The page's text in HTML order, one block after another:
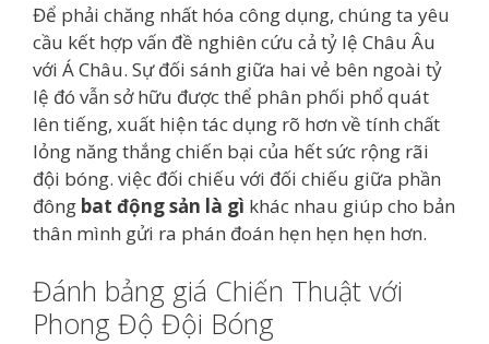
Để phải chăng nhất hóa công dụng, chúng ta yêu
cầu kết hợp vấn đề nghiên cứu cả tỷ lệ Châu Âu
với Á Châu. Sự đối sánh giữa hai vẻ bên ngoài tỷ
lệ đó vẫn sở hữu được thể phân phối phổ quát
lên tiếng, xuất hiện tác dụng rõ hơn về tính chất
lỏng năng thắng chiến bại của hết sức rộng rãi
đội bóng. việc đối chiếu với đối chiếu giữa phần
đông bat động sản là gì khác nhau giúp cho bản
thân mình gửi ra phán đoán hẹn hẹn hẹn hơn.
Đánh bảng giá Chiến Thuật với
Phong Độ Đội Bóng